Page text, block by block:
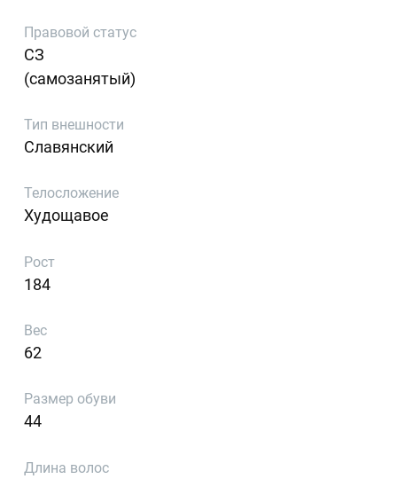
Правовой статус
СЗ
(самозанятый)
Тип внешности
Славянский
Телосложение
Худощавое
Рост
184
Вес
62
Размер обуви
44
Длина волос